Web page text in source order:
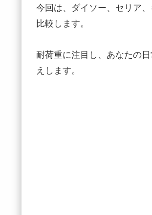
今回は、ダイソー、セリア
比較します。
耐荷重に注目し、あなたの
えします。